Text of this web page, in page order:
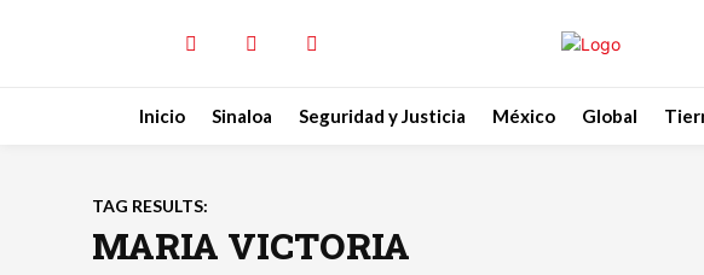
Inicio Sinaloa Seguridad y Justicia México Global
TAG RESULTS:
MARIA VICTORIA